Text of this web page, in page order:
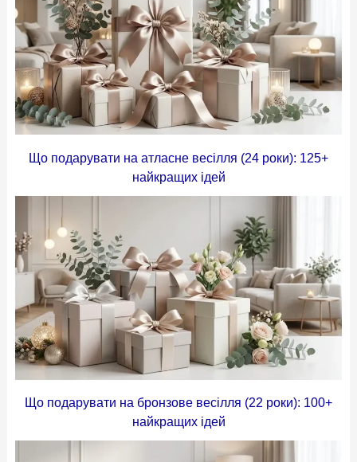
Що подарувати на атласне весілля (24 роки): 125+
найкращих ідей
Що подарувати на бронзове весілля (22 роки): 100+
найкращих ідей